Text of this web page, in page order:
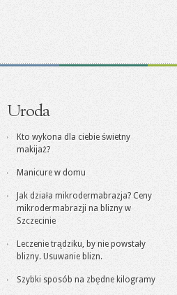
Uroda
Kto wykona dla ciebie świetny
makijaż?
Manicure w domu
Jak działa mikrodermabrazja? Ceny
mikrodermabrazji na blizny w
Szczecinie
Leczenie trądziku, by nie powstały
blizny. Usuwanie blizn.
Szybki sposób na zbędne kilogramy